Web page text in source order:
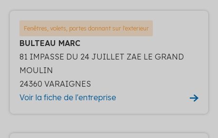
Fenêtres, volets, portes donnant sur l'exterieur
BULTEAU MARC
81 IMPASSE DU 24 JUILLET ZAE LE GRAND
MOULIN
24360 VARAIGNES
Voir la fiche de l'entreprise